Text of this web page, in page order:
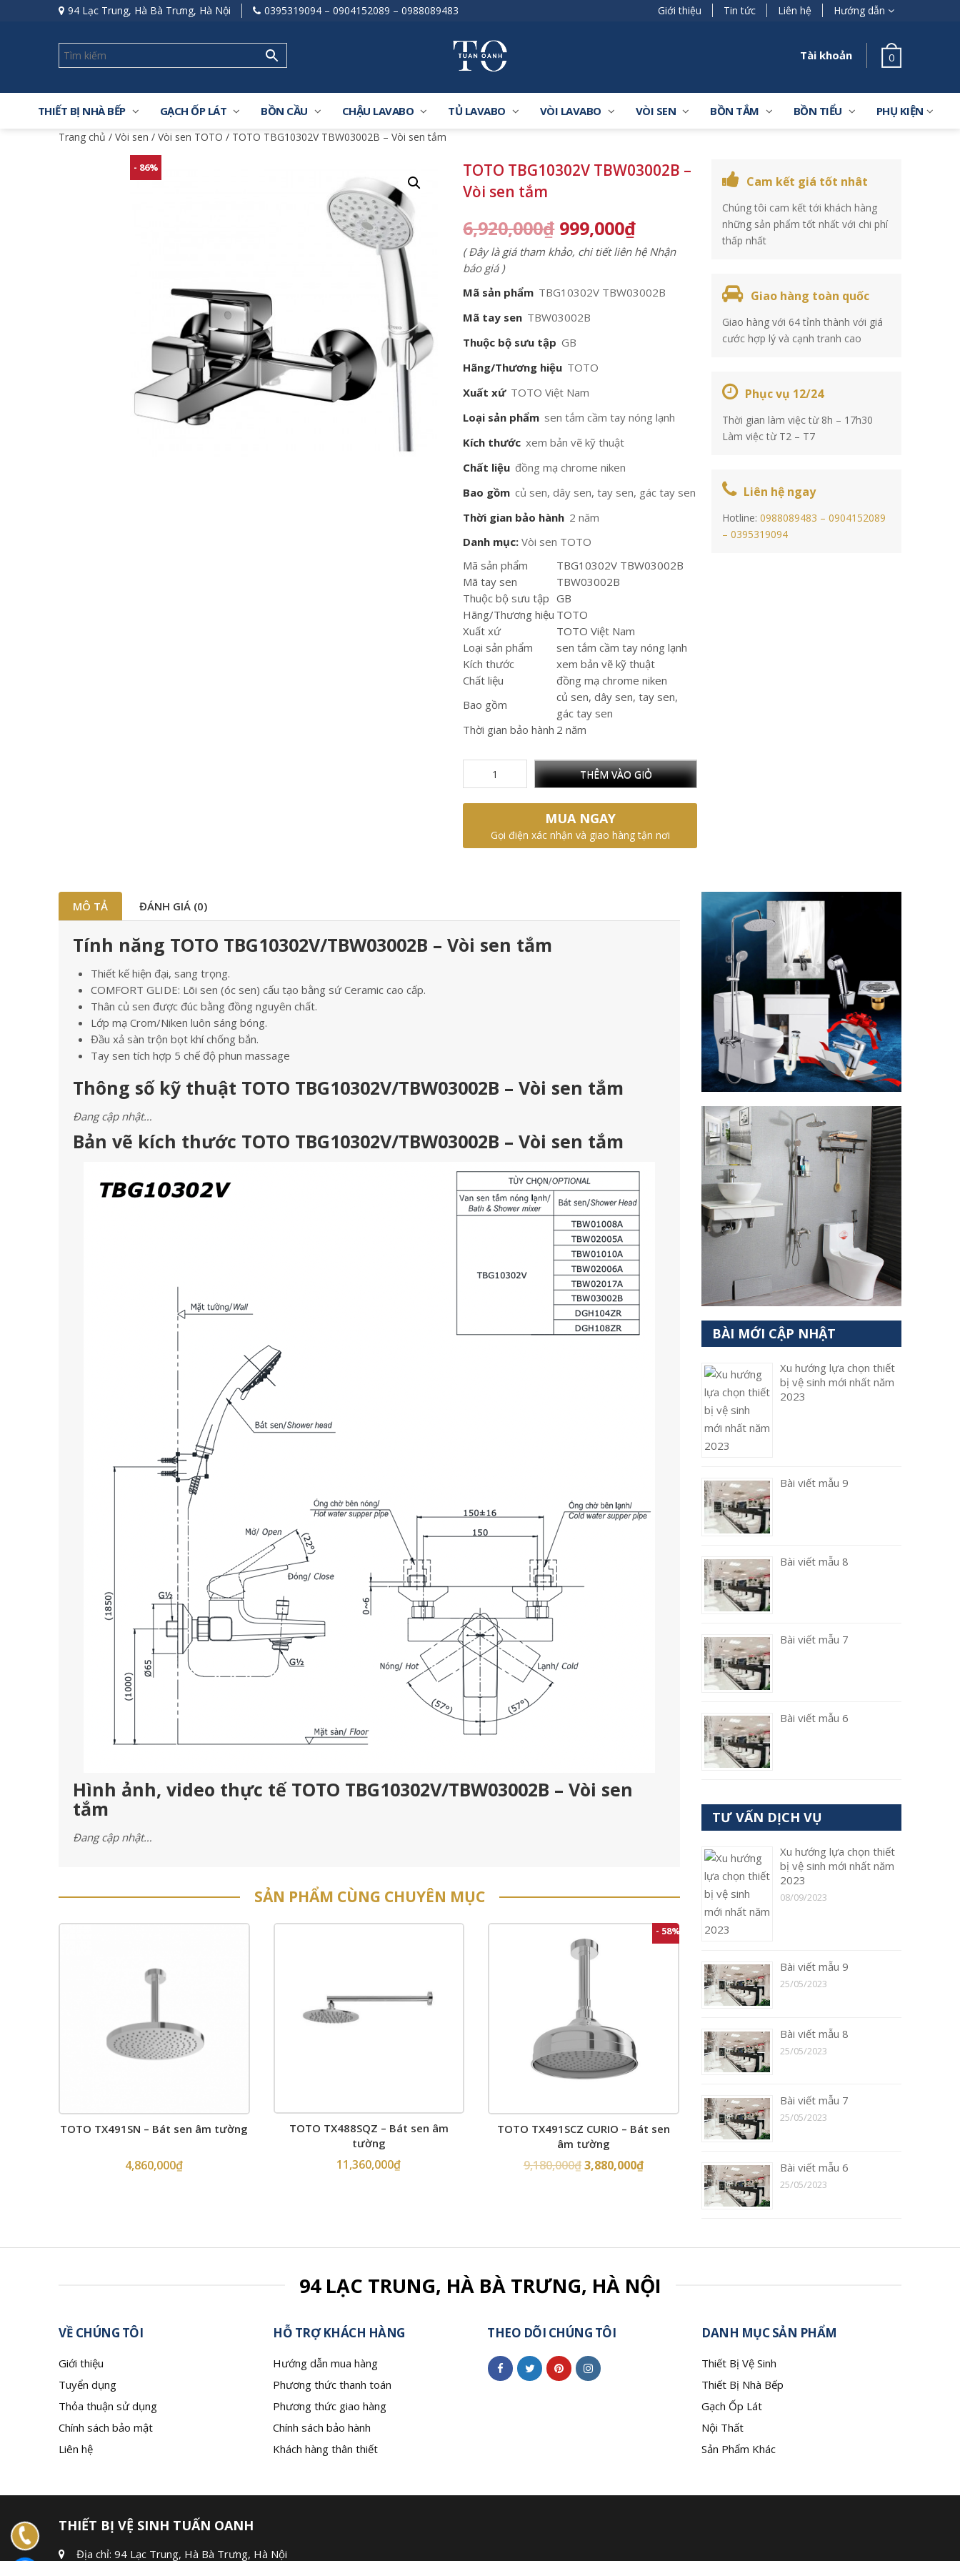
94 Lạc Trung, Hà Bà Trưng, Hà Nội 0395319094 – 0904152089 – 0988089483 Giới thiệu Tin tức Liên hệ Hướng dẫn
Tài khoản 0
THIẾT BỊ NHÀ BẾP GẠCH ỐP LÁT BỒN CẦU CHẬU LAVABO TỦ LAVABO VÒI LAVABO VÒI SEN BỒN TẮM BỒN TIỂU PHỤ KIỆN
Trang chủ / Vòi sen / Vòi sen TOTO / TOTO TBG10302V TBW03002B – Vòi sen tắm
- 86%
TOTO TBG10302V TBW03002B –
Vòi sen tắm
6,920,000₫ 999,000₫
( Đây là giá tham khảo, chi tiết liên hệ Nhận
báo giá )
Mã sản phẩm TBG10302V TBW03002B
Mã tay sen TBW03002B
Thuộc bộ sưu tập GB
Hãng/Thương hiệu TOTO
Xuất xứ TOTO Việt Nam
Loại sản phẩm sen tắm cầm tay nóng lạnh
Kích thước xem bản vẽ kỹ thuật
Chất liệu đồng mạ chrome niken
Bao gồm củ sen, dây sen, tay sen, gác tay sen
Thời gian bảo hành 2 năm
Danh mục: Vòi sen TOTO
Mã sản phẩm
TBG10302V TBW03002B
Mã tay sen
TBW03002B
Thuộc bộ sưu tập GB
Hãng/Thương hiệu TOTO
Xuất xứ
TOTO Việt Nam
Loại sản phẩm
sen tắm cầm tay nóng lạnh
Kích thước
xem bản vẽ kỹ thuật
Chất liệu
đồng mạ chrome niken
Bao gồm
củ sen, dây sen, tay sen,
gác tay sen
Thời gian bảo hành 2 năm
THÊM VÀO GIỎ
MUA NGAY
Gọi điện xác nhận và giao hàng tận nơi
Cam kết giá tốt nhât
Chúng tôi cam kết tới khách hàng
những sản phẩm tốt nhất với chi phí
thấp nhất
Giao hàng toàn quốc
Giao hàng với 64 tỉnh thành với giá
cước hợp lý và cạnh tranh cao
Phục vụ 12/24
Thời gian làm việc từ 8h – 17h30
Làm việc từ T2 – T7
Liên hệ ngay
Hotline: 0988089483 – 0904152089
– 0395319094
MÔ TẢ ĐÁNH GIÁ (0)
Tính năng TOTO TBG10302V/TBW03002B – Vòi sen tắm
Thiết kế hiện đại, sang trọng.
COMFORT GLIDE: Lõi sen (óc sen) cấu tạo bằng sứ Ceramic cao cấp.
Thân củ sen được đúc bằng đồng nguyên chất.
Lớp mạ Crom/Niken luôn sáng bóng.
Đầu xả sàn trộn bọt khí chống bắn.
Tay sen tích hợp 5 chế độ phun massage
Thông số kỹ thuật TOTO TBG10302V/TBW03002B – Vòi sen tắm
Đang cập nhật…
Bản vẽ kích thước TOTO TBG10302V/TBW03002B – Vòi sen tắm
Hình ảnh, video thực tế TOTO TBG10302V/TBW03002B – Vòi sen
tắm
Đang cập nhật…
SẢN PHẨM CÙNG CHUYÊN MỤC
TOTO TX491SN – Bát sen âm tường
4,860,000₫
TOTO TX488SQZ – Bát sen âm
tường
11,360,000₫
- 58%
TOTO TX491SCZ CURIO – Bát sen
âm tường
9,180,000₫3,880,000₫
BÀI MỚI CẬP NHẬT
Xu hướng lựa chọn thiết
bị vệ sinh mới nhất năm
2023
Bài viết mẫu 9
Bài viết mẫu 8
Bài viết mẫu 7
Bài viết mẫu 6
TƯ VẤN DỊCH VỤ
Xu hướng lựa chọn thiết
bị vệ sinh mới nhất năm
2023
08/09/2023
Bài viết mẫu 9
25/05/2023
Bài viết mẫu 8
25/05/2023
Bài viết mẫu 7
25/05/2023
Bài viết mẫu 6
25/05/2023
94 LẠC TRUNG, HÀ BÀ TRƯNG, HÀ NỘI
VỀ CHÚNG TÔI
Giới thiệu
Tuyển dụng
Thỏa thuận sử dụng
Chính sách bảo mật
Liên hệ
HỖ TRỢ KHÁCH HÀNG
Hướng dẫn mua hàng
Phương thức thanh toán
Phương thức giao hàng
Chính sách bảo hành
Khách hàng thân thiết
THEO DÕI CHÚNG TÔI DANH MỤC SẢN PHẨM
Thiết Bị Vệ Sinh
Thiết Bị Nhà Bếp
Gạch Ốp Lát
Nội Thất
Sản Phẩm Khác
THIẾT BỊ VỆ SINH TUẤN OANH
Địa chỉ: 94 Lạc Trung, Hà Bà Trưng, Hà Nội